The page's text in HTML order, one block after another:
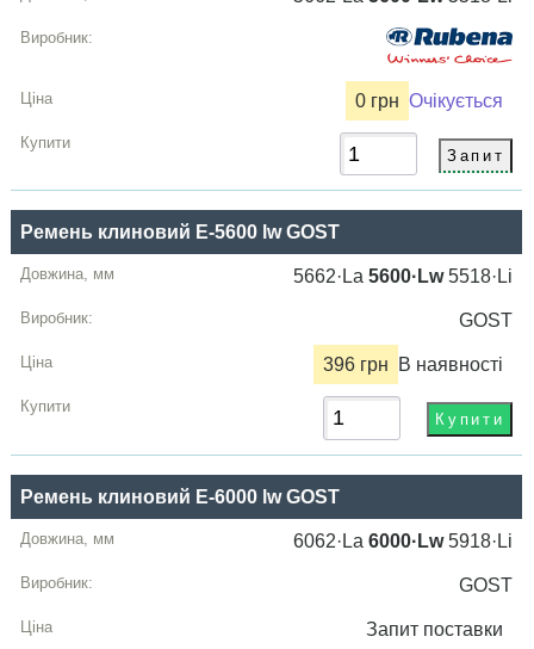
0 грн Очікується
Ремень клиновий E-5600 lw GOST
5662·La5600·Lw5518·Li
GOST
396 грн В наявності
Ремень клиновий E-6000 lw GOST
6062·La6000·Lw5918·Li
GOST
Запит поставки